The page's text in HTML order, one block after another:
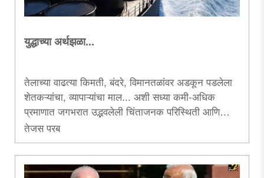
युद्धाच्या अर्थझळा...
तेलाच्या वाढत्या किमती, बंदरे, विमानतळांवर अडकून पडलेला
शेतकऱ्यांचा, व्यापाऱ्यांचा माल... अशी सध्या कमी-अधिक
प्रमाणात जगभरात उद्भवलेली चिंताजनक परिस्थिती आणि
त्याचे कारण म्हणजे इराण विरुद्ध इस्रायल-अमेरिकेने छेडलेले
युद्ध. साहजिकच या युद्धाच्या अर्थझळा भारतातही जाणवतील.
त्यानिमित्ताने युद्धामुळे भारतीय बाजारपेठांवर होणाऱ्या परिणामांचे
केलेले हे आकलन.....
तेजस परब